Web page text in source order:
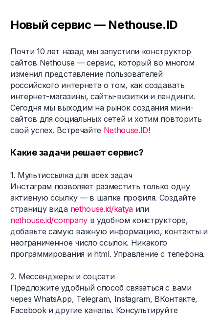
Новый сервис — Nethouse.ID
Почти 10 лет назад мы запустили конструктор
сайтов Nethouse — сервис, который во многом
изменил представление пользователей
российского интернета о том, как создавать
интернет-магазины, сайты-визитки и лендинги.
Сегодня мы выходим на рынок создания мини-
сайтов для социальных сетей и хотим повторить
свой успех. Встречайте Nethouse.ID!
Какие задачи решает сервис?
1. Мультиссылка для всех задач
Инстаграм позволяет разместить только одну
активную ссылку — в шапке профиля. Создайте
страницу вида nethouse.id/katya или
nethouse.id/companyв удобном конструкторе,
добавьте самую важную информацию, контакты и
неограниченное число ссылок. Никакого
программирования и html. Управление с телефона.
2. Мессенджеры и соцсети
Предложите удобный способ связаться с вами
через WhatsApp, Telegram, Instagram, ВКонтакте,
Facebook и другие каналы. Консультируйте